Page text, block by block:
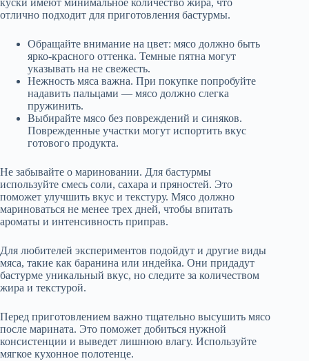
куски имеют минимальное количество жира, что
отлично подходит для приготовления бастурмы.
Обращайте внимание на цвет: мясо должно быть
ярко-красного оттенка. Темные пятна могут
указывать на не свежесть.
Нежность мяса важна. При покупке попробуйте
надавить пальцами — мясо должно слегка
пружинить.
Выбирайте мясо без повреждений и синяков.
Поврежденные участки могут испортить вкус
готового продукта.
Не забывайте о мариновании. Для бастурмы
используйте смесь соли, сахара и пряностей. Это
поможет улучшить вкус и текстуру. Мясо должно
мариноваться не менее трех дней, чтобы впитать
ароматы и интенсивность приправ.
Для любителей экспериментов подойдут и другие виды
мяса, такие как баранина или индейка. Они придадут
бастурме уникальный вкус, но следите за количеством
жира и текстурой.
Перед приготовлением важно тщательно высушить мясо
после марината. Это поможет добиться нужной
консистенции и выведет лишнюю влагу. Используйте
мягкое кухонное полотенце.